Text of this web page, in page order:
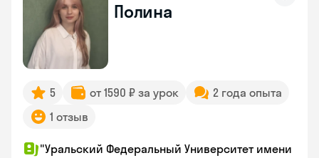
Полина
5 от 1590 ₽ за урок
2 года опыта
1 отзыв
"Уральский Федеральный Университет имени